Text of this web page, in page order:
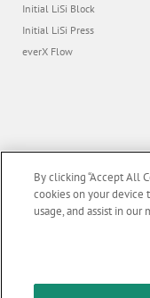
Initial LiSi Block
Initial LiSi Press
everX Flow
By clicking “Accept All
cookies on your device
usage, and assist in our